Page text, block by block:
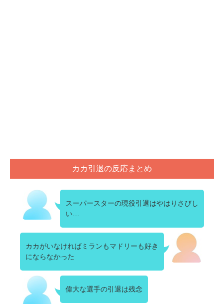
カカ引退の反応まとめ
スーパースターの現役引退はやはりさびし
い…
カカがいなければミランもマドリーも好き
にならなかった
偉大な選手の引退は残念